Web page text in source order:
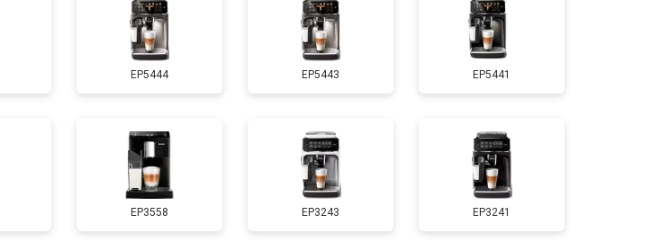
EP5444 EP5443 EP5441
EP3558 EP3243 EP3241